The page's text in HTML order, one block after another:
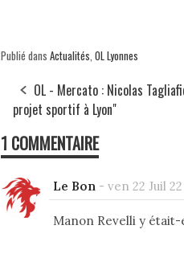
Publié dans Actualités OL Lyonnes
OL - Mercato : Nicolas
projet sportif à Lyon"
1 COMMENTAIRE
Le Bon - ven 22 Juil
Manon Revelli y était-